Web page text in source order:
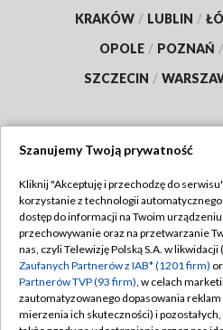
KRAKÓW / LUBLIN /
OPOLE / POZNAŃ /
SZCZECIN /
TVP
Abonament TVP
Emisja w TVP
Centrum informacji TVP
Naziemna Telewizja Cyfrowa
Polityka
Moje
Szanujemy Twoją prywatność
Kliknij "Akceptuję i przechodzę do
korzystanie z technologii
dostęp do informacji na Twoim
przechowywanie oraz na przetwarzanie
nas, czyli Telewizję Polską S.A. w likwidacji
Zaufanych Partnerów z IAB* (1201 firm)
Partnerów TVP (93 firm), w celach
zautomatyzowanego dopasowania
mierzenia ich skuteczności) i